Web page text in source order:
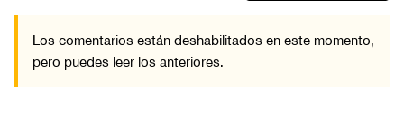
Los comentarios están deshabilitados en este momento,
pero puedes leer los anteriores.